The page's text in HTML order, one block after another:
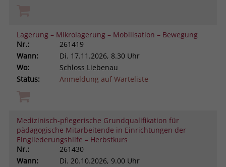
Lagerung – Mikrolagerung – Mobilisation – Bewegung
Nr.:
261419
Wann:
Di. 17.11.2026, 8.30 Uhr
Wo:
Schloss Liebenau
Status:
Anmeldung auf Warteliste
Medizinisch-pflegerische Grundqualifikation für
pädagogische Mitarbeitende in Einrichtungen der
Eingliederungshilfe – Herbstkurs
Nr.:
261430
Wann:
Di. 20.10.2026, 9.00 Uhr